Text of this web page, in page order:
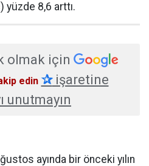
yüzde 8,6 arttı.
olmak için
edin ✰işaretine
unutmayın
ayında bir önceki yılın